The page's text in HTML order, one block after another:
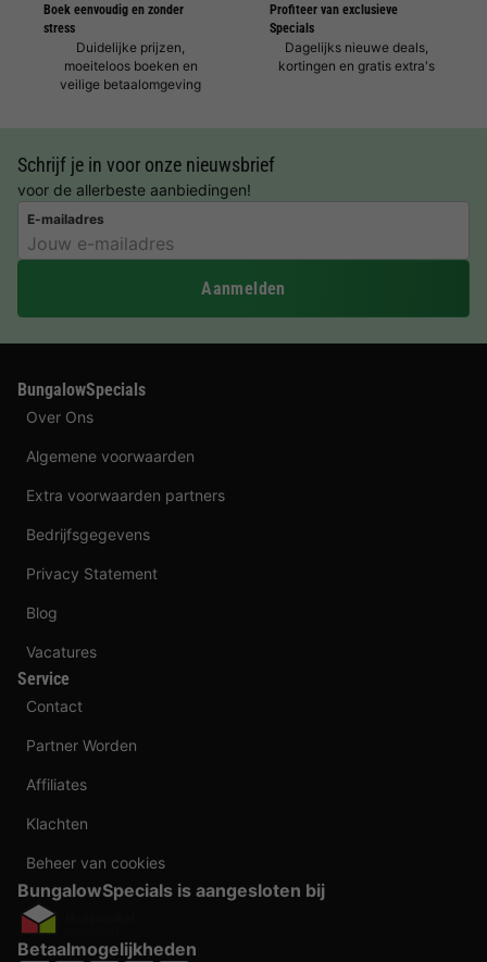
Boek eenvoudig en zonder
stress
Duidelijke prijzen,
moeiteloos boeken en
veilige betaalomgeving
Profiteer van exclusieve
Specials
Dagelijks nieuwe deals,
kortingen en gratis extra's
Schrijf je in voor onze nieuwsbrief
voor de allerbeste aanbiedingen!
E-mailadres
Aanmelden
BungalowSpecials
Over Ons
Algemene voorwaarden
Extra voorwaarden partners
Bedrijfsgegevens
Privacy Statement
Blog
Vacatures
Service
Contact
Partner Worden
Affiliates
Klachten
Beheer van cookies
BungalowSpecials is aangesloten bij
Betaalmogelijkheden